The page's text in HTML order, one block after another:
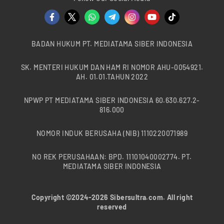
BADAN HUKUM PT. MEDIATAMA SIBER INDONESIA
SK. MENTERI HUKUM DAN HAM RI NOMOR AHU-0054921.
AH. 01.01.TAHUN 2022
NPWP PT MEDIATAMA SIBER INDONESIA 60.630.627.2-
816.000
NOMOR INDUK BERUSAHA (NIB) 1110220071989
NO REK PERUSAHAAN: BPD. 11101040002774. PT.
MEDIATAMA SIBER INDONESIA
Copyright ©2024-2026 Sibersultra.com. All right
reserved